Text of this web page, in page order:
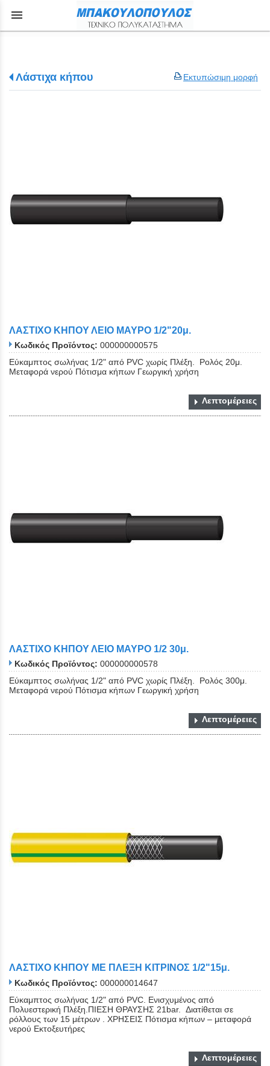
menu
Εκτυπώσιμη μορφή
Λάστιχα κήπου
ΛΑΣΤΙΧΟ ΚΗΠΟΥ ΛΕΙΟ ΜΑΥΡΟ 1/2"20μ.
Κωδικός Προϊόντος: 000000000575
Εύκαμπτος σωλήνας 1/2" από PVC χωρίς Πλέξη. Ρολός 20μ.
Μεταφορά νερού Πότισμα κήπων Γεωργική χρήση
Λεπτομέρειες
ΛΑΣΤΙΧΟ ΚΗΠΟΥ ΛΕΙΟ ΜΑΥΡΟ 1/2 30μ.
Κωδικός Προϊόντος: 000000000578
Εύκαμπτος σωλήνας 1/2" από PVC χωρίς Πλέξη. Ρολός 300μ.
Μεταφορά νερού Πότισμα κήπων Γεωργική χρήση
Λεπτομέρειες
ΛΑΣΤΙΧΟ ΚΗΠΟΥ ΜΕ ΠΛΕΞΗ ΚΙΤΡΙΝΟΣ 1/2"15μ.
Κωδικός Προϊόντος: 000000014647
Εύκαμπτος σωλήνας 1/2" από PVC. Eνισχυμένος από
Πολυεστερική Πλέξη.ΠΙΕΣΗ ΘΡΑΥΣΗΣ 21bar. Διατίθεται σε
ρόλλους των 15 μέτρων . ΧΡΗΣΕΙΣ Πότισμα κήπων – μεταφορά
νερού Εκτοξευτήρες
Λεπτομέρειες